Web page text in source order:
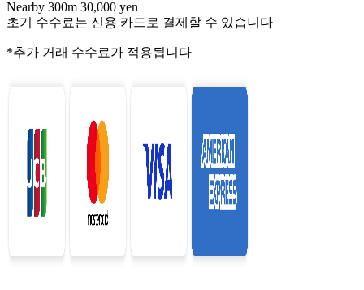
Nearby 300m 30,000 yen
초기 수수료는 신용 카드로 결제할 수 있습니다
*추가 거래 수수료가 적용됩니다